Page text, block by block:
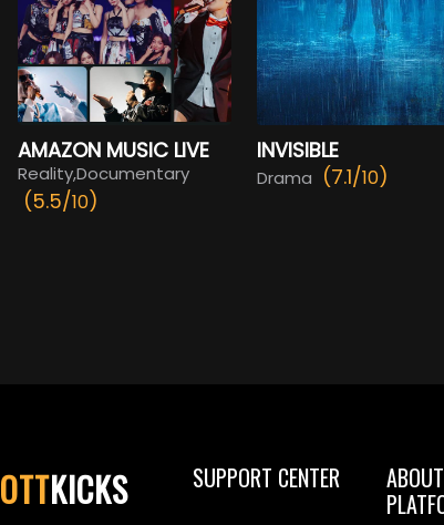
AMAZON MUSIC LIVE
Reality,Documentary
(5.5/10)
INVISIBLE
Drama (7.1/10)
OTTKICKS SUPPORT CENTER